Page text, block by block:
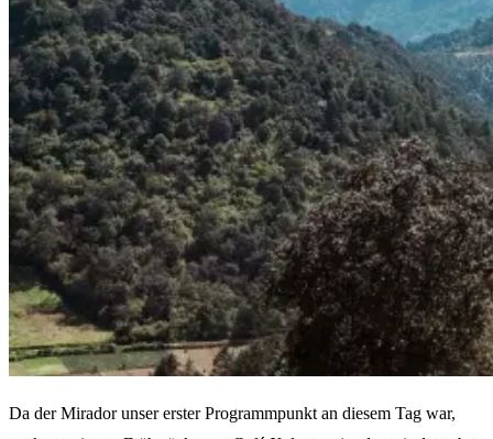
Da der Mirador unser erster Programmpunkt an diesem Tag war,